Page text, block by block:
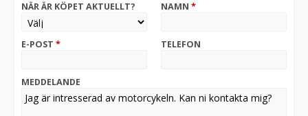
NÄR ÄR KÖPET AKTUELLT? NAMN *
E-POST * TELEFON
MEDDELANDE